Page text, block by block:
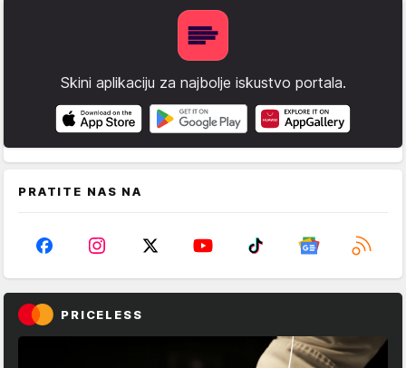
Skini aplikaciju za najbolje iskustvo portala.
PRATITE NAS NA
PRICELESS